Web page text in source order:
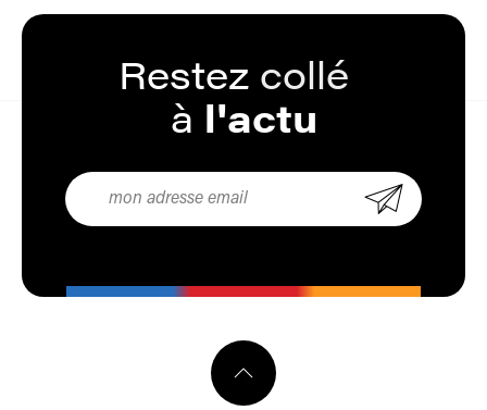
Restez collé
à l'actu